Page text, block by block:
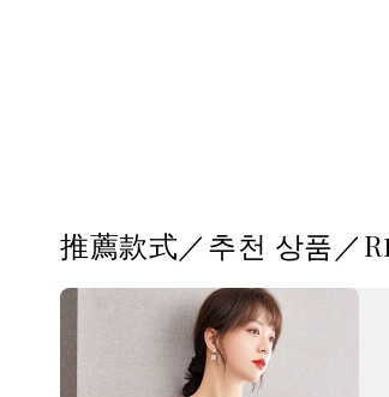
推薦款式／추천 상품